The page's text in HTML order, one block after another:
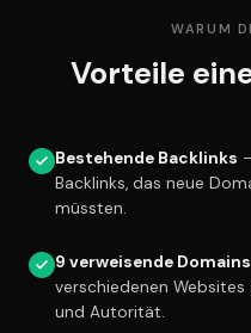
WARUM
Vorteile
Bestehende Backlinks
Backlinks, das neue
müssten.
9 verweisende Domains
verschiedenen Websites
und Autorität.